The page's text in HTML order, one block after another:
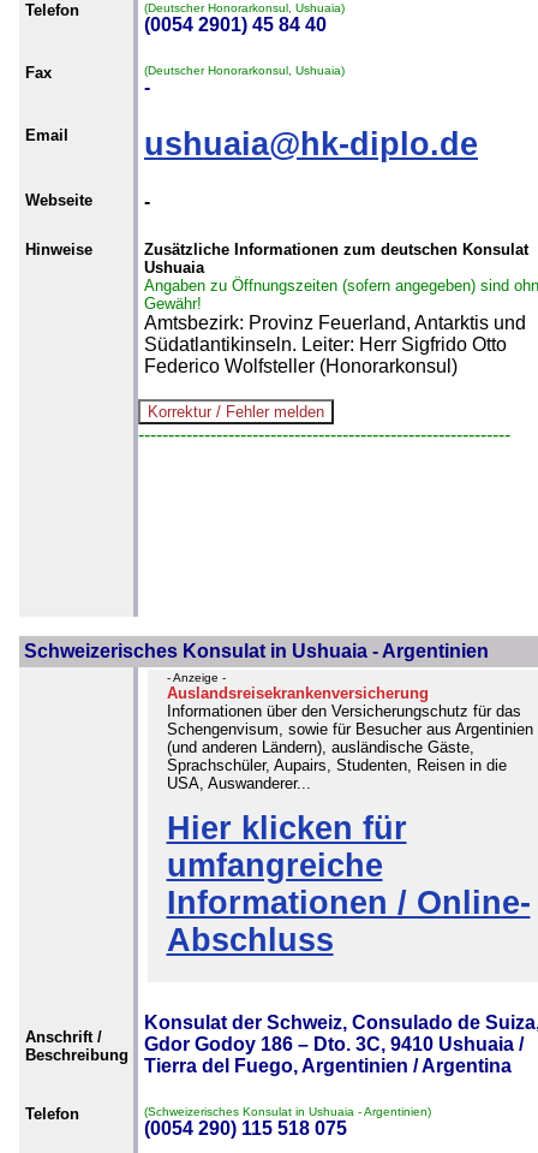
Telefon (Deutscher Honorarkonsul, Ushuaia)
(0054 2901) 45 84 40
Fax (Deutscher Honorarkonsul, Ushuaia)
-
Email ushuaia@hk-diplo.de
Webseite -
Hinweise
Zusätzliche Informationen zum deutschen Konsulat
Ushuaia
Angaben zu Öffnungszeiten (sofern angegeben) sind
Gewähr!
Amtsbezirk: Provinz Feuerland, Antarktis und
Südatlantikinseln. Leiter: Herr Sigfrido Otto
Federico Wolfsteller (Honorarkonsul)
--------------------------------------------------------------
Schweizerisches Konsulat in Ushuaia - Argentinien
- Anzeige -
Auslandsreisekrankenversicherung
Informationen über den Versicherungschutz für das
Schengenvisum, sowie für Besucher aus Argentinien
(und anderen Ländern), ausländische Gäste,
Sprachschüler, Aupairs, Studenten, Reisen in die
USA, Auswanderer...
Hier klicken für
umfangreiche
Informationen / Online-
Abschluss
Anschrift /
Beschreibung
Konsulat der Schweiz, Consulado de
Gdor Godoy 186 – Dto. 3C, 9410 Ushuaia /
Tierra del Fuego, Argentinien / Argentina
Telefon (Schweizerisches Konsulat in Ushuaia - Argentinien)
(0054 290) 115 518 075